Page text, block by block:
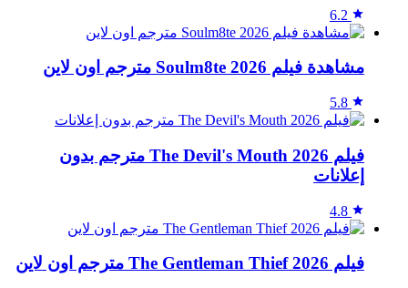
6.2
مشاهدة فيلم Soulm8te 2026 مترجم اون لاين
5.8
فيلم The Devil's Mouth 2026 مترجم بدون
إعلانات
4.8
فيلم The Gentleman Thief 2026 مترجم اون لاين